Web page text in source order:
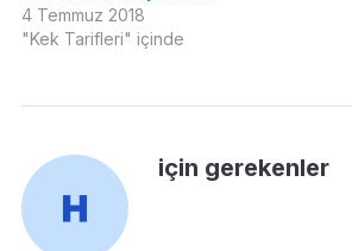
4 Temmuz 2018
"Kek Tarifleri" içinde
için gerekenler